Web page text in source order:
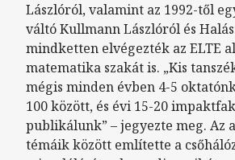
Lászlóról, valamint az 1992-től
váltó Kullmann Lászlóról és
mindketten elvégezték az ELTE
matematika szakát is. „Kis
mégis minden évben 4-5
100 között, és évi 15-20
publikálunk” – jegyezte meg. Az
témáik között említette a